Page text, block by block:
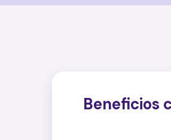
Beneficios